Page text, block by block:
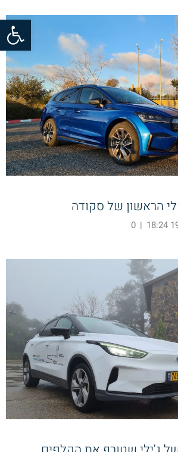
פתח
הראשון של סקודה
|
0